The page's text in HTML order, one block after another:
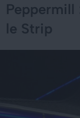
le Strip